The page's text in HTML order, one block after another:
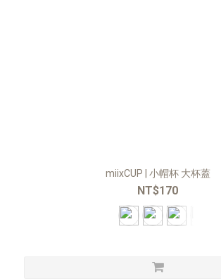
miixCUP | ⼩帽杯 ⼤杯蓋
NT$170